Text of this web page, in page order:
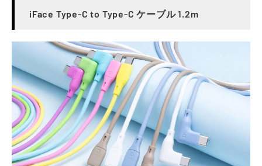
iFace Type-C to Type-C ケーブル 1.2m